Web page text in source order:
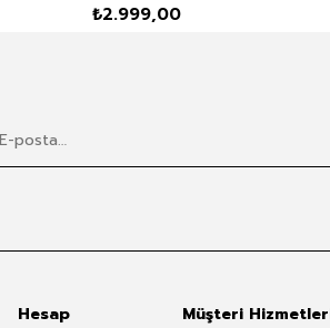
₺2.999,00
Hesap
Müşteri